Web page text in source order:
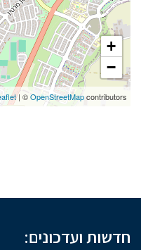
+
−
| ©OpenStreetMapcontributors
חדשות ועדכונים: